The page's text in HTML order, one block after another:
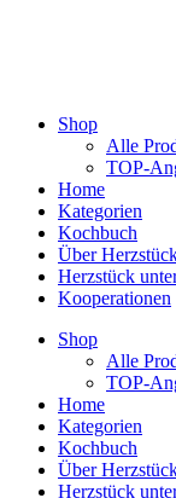
Shop
Alle
TOP-
Home
Kategorien
Kochbuch
Über
Herzstück
Kooperationen
Shop
Alle
TOP-
Home
Kategorien
Kochbuch
Über
Herzstück